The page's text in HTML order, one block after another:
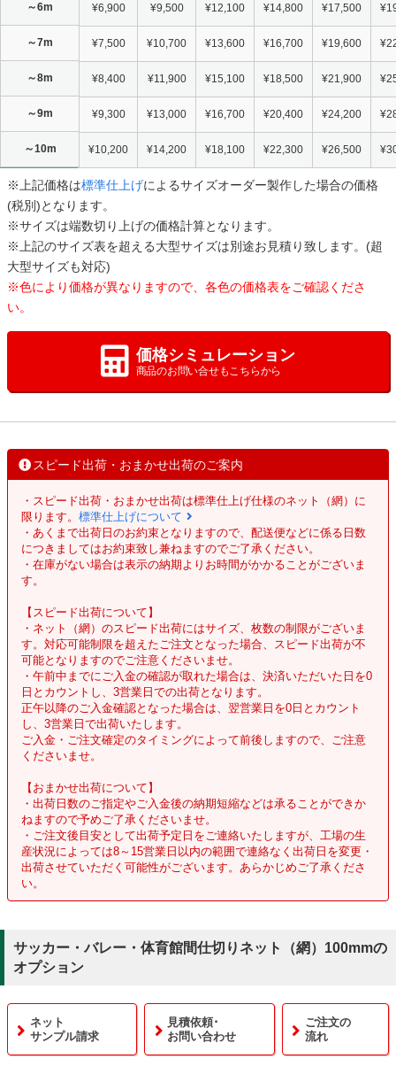
～6m ¥6,900 ¥9,500 ¥12,100 ¥14,800 ¥17,500
～7m ¥7,500 ¥10,700 ¥13,600 ¥16,700 ¥19,600
～8m ¥8,400 ¥11,900 ¥15,100 ¥18,500 ¥21,900
～9m ¥9,300 ¥13,000 ¥16,700 ¥20,400 ¥24,200
～10m ¥10,200 ¥14,200 ¥18,100 ¥22,300 ¥26,500
※上記価格は標準仕上げによるサイズオーダー製作した場合の価格
(税別)となります。
※サイズは端数切り上げの価格計算となります。
※上記のサイズ表を超える大型サイズは別途お見積り致します。(超
大型サイズも対応)
※色により価格が異なりますので、各色の価格表をご確認くださ
い。
価格シミュレーション
商品のお問い合せもこちらから
スピード出荷・おまかせ出荷のご案内
・スピード出荷・おまかせ出荷は標準仕上げ仕様のネット（網）に
限ります。 標準仕上げについて
・あくまで出荷日のお約束となりますので、配送便などに係る日数
につきましてはお約束致し兼ねますのでご了承ください。
・在庫がない場合は表示の納期よりお時間がかかることがございま
す。
【スピード出荷について】
・ネット（網）のスピード出荷にはサイズ、枚数の制限がございま
す。対応可能制限を超えたご注文となった場合、スピード出荷が不
可能となりますのでご注意くださいませ。
・午前中までにご入金の確認が取れた場合は、決済いただいた日を0
日とカウントし、3営業日での出荷となります。
正午以降のご入金確認となった場合は、翌営業日を0日とカウント
し、3営業日で出荷いたします。
ご入金・ご注文確定のタイミングによって前後しますので、ご注意
くださいませ。
【おまかせ出荷について】
・出荷日数のご指定やご入金後の納期短縮などは承ることができか
ねますので予めご了承くださいませ。
・ご注文後目安として出荷予定日をご連絡いたしますが、工場の生
産状況によっては8～15営業日以内の範囲で連絡なく出荷日を変更・
出荷させていただく可能性がございます。あらかじめご了承くださ
い。
サッカー・バレー・体育館間仕切りネット（網）100mmの
オプション
ネット
サンプル請求
見積依頼･
お問い合わせ
ご注文の
流れ